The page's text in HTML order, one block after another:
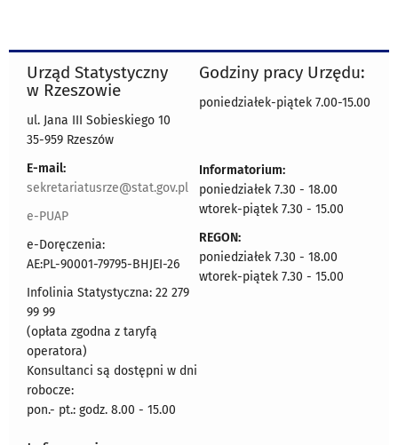
Urząd Statystyczny
w Rzeszowie
ul. Jana III Sobieskiego 10
35-959 Rzeszów
E-mail:
sekretariatusrze@stat.gov.pl
e-PUAP
e-Doręczenia:
AE:PL-90001-79795-BHJEI-26
Infolinia Statystyczna: 22 279
99 99
(opłata zgodna z taryfą
operatora)
Konsultanci są dostępni w dni
robocze:
pon.- pt.: godz. 8.00 - 15.00
Godziny pracy Urzędu:
poniedziałek-piątek 7.00-15.00
Informatorium:
poniedziałek 7.30 - 18.00
wtorek-piątek 7.30 - 15.00
REGON:
poniedziałek 7.30 - 18.00
wtorek-piątek 7.30 - 15.00